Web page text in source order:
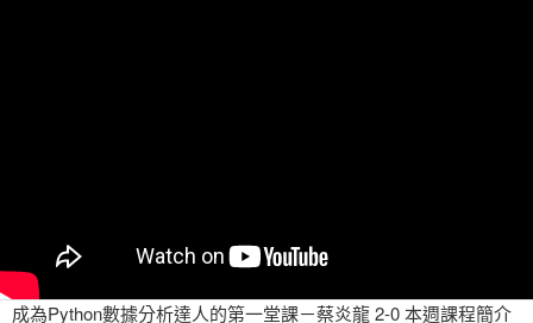
成為Python數據分析達人的第一堂課－蔡炎龍 2-0 本週課程簡介